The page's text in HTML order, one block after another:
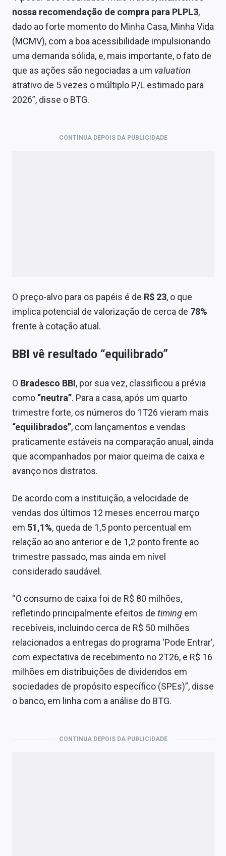
nossa recomendação de compra para PLPL3,
dado ao forte momento do Minha Casa, Minha Vida
(MCMV), com a boa acessibilidade impulsionando
uma demanda sólida, e, mais importante, o fato de
que as ações são negociadas a um valuation
atrativo de 5 vezes o múltiplo P/L estimado para
2026”, disse o BTG.
CONTINUA DEPOIS DA PUBLICIDADE
O preço-alvo para os papéis é de R$ 23, o que
implica potencial de valorização de cerca de 78%
frente à cotação atual.
BBI vê resultado “equilibrado”
O Bradesco BBI, por sua vez, classificou a prévia
como “neutra”. Para a casa, após um quarto
trimestre forte, os números do 1T26 vieram mais
“equilibrados”, com lançamentos e vendas
praticamente estáveis na comparação anual, ainda
que acompanhados por maior queima de caixa e
avanço nos distratos.
De acordo com a instituição, a velocidade de
vendas dos últimos 12 meses encerrou março
em 51,1%, queda de 1,5 ponto percentual em
relação ao ano anterior e de 1,2 ponto frente ao
trimestre passado, mas ainda em nível
considerado saudável.
“O consumo de caixa foi de R$ 80 milhões,
refletindo principalmente efeitos de timing em
recebíveis, incluindo cerca de R$ 50 milhões
relacionados a entregas do programa ‘Pode Entrar’,
com expectativa de recebimento no 2T26, e R$ 16
milhões em distribuições de dividendos em
sociedades de propósito específico (SPEs)”, disse
o banco, em linha com a análise do BTG.
CONTINUA DEPOIS DA PUBLICIDADE